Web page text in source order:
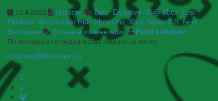
13.4.2022 Новости Beta,Exclusive, ID @ Xbox, Lost
Eidolons, Xbox Insider Hub,Xbox One,Xbox Series X|S,Бета,
Эксклюзив
Оставьте комментарий
Pavel Larionov
По вопросам сотрудничества пишите на почту:
business@xboxunion.ru